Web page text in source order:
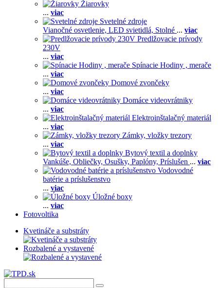
Žiarovky
... viac
Svetelné zdroje
Vianočné osvetlenie, LED svietidlá, Stolné ... viac
Predlžovacie prívody
230V
... viac
Spínacie Hodiny , merače
... viac
Domové zvončeky
... viac
Domáce videovrátniky
... viac
Elektroinštalačný materiál
... viac
Zámky, vložky trezory
... viac
Bytový textil a doplnky
Vankúše, Obliečky, Osušky, Paplóny, Príslušen ... viac
Vodovodné
batérie a príslušenstvo
... viac
Úložné boxy
... viac
Fotovoltika
Kvetináče a substráty
Rozbalené a vystavené